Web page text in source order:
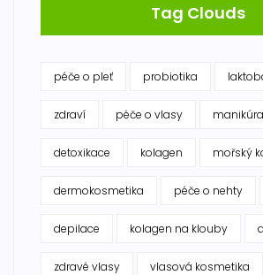
Tag Clouds
péče o pleť probiotika
zdraví péče o vlasy manikúra
detoxikace kolagen mořský
dermokosmetika péče o nehty
depilace kolagen na klouby
zdravé vlasy vlasová kosmetika